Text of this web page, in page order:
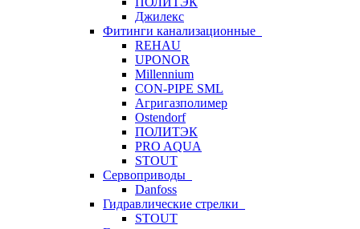
Джилекс
Фитинги канализационные
REHAU
UPONOR
Millennium
CON-PIPE SML
Агригазполимер
Ostendorf
ПОЛИТЭК
PRO AQUA
STOUT
Сервоприводы
Danfoss
Гидравлические стрелки
STOUT